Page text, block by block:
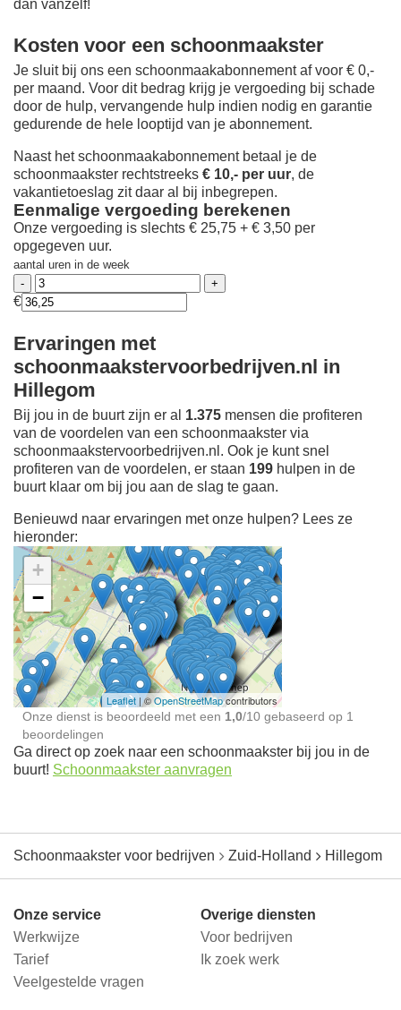
dan vanzelf!
Kosten voor een schoonmaakster
Je sluit bij ons een schoonmaakabonnement af voor € 0,-
per maand. Voor dit bedrag krijg je vergoeding bij schade
door de hulp, vervangende hulp indien nodig en garantie
gedurende de hele looptijd van je abonnement.
Naast het schoonmaakabonnement betaal je de
schoonmaakster rechtstreeks € 10,- per uur, de
vakantietoeslag zit daar al bij inbegrepen.
Eenmalige vergoeding berekenen
Onze vergoeding is slechts € 25,75 + € 3,50 per
opgegeven uur.
aantal uren in de week
€
Ervaringen met
schoonmaakstervoorbedrijven.nl in
Hillegom
Bij jou in de buurt zijn er al 1.375 mensen die profiteren
van de voordelen van een schoonmaakster via
schoonmaakstervoorbedrijven.nl. Ook je kunt snel
profiteren van de voordelen, er staan 199 hulpen in de
buurt klaar om bij jou aan de slag te gaan.
Benieuwd naar ervaringen met onze hulpen? Lees ze
hieronder:
Ontdek meer ervaringen
Schoonmaakster bij
jou in de buurt
+
−
Leaflet | ©OpenStreetMapcontributors
Onze dienst is beoordeeld met een 1,0/10 gebaseerd op 1
beoordelingen
Ga direct op zoek naar een schoonmaakster bij jou in de
buurt! Schoonmaakster aanvragen
Schoonmaakster voor bedrijven Zuid-Holland Hillegom
Onze service
Werkwijze
Tarief
Veelgestelde vragen
Overige diensten
Voor bedrijven
Ik zoek werk